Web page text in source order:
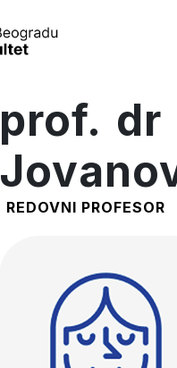
prof. dr
REDOVNI PROFESOR